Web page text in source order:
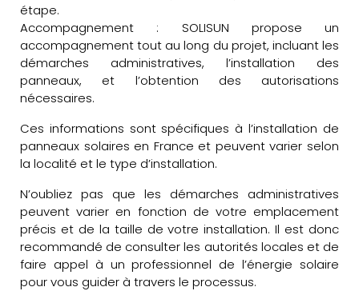
étape.
Accompagnement : SOLISUN propose un
accompagnement tout au long du projet, incluant les
démarches administratives, l’installation des
panneaux, et l’obtention des autorisations
nécessaires.
Ces informations sont spécifiques à l’installation de
panneaux solaires en France et peuvent varier selon
la localité et le type d’installation.
N’oubliez pas que les démarches administratives
peuvent varier en fonction de votre emplacement
précis et de la taille de votre installation. Il est donc
recommandé de consulter les autorités locales et de
faire appel à un professionnel de l’énergie solaire
pour vous guider à travers le processus.